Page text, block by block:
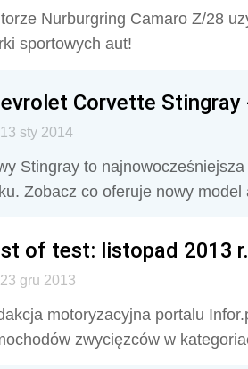
Nurburgring Camaro Z/28
sportowych aut!
Corvette
13 sty 2014
Stingray to
Zobacz co oferuje nowy
of test: listopad 2013 r.
23 gru 2013
motoryzacyjna portalu
zwycięzców w